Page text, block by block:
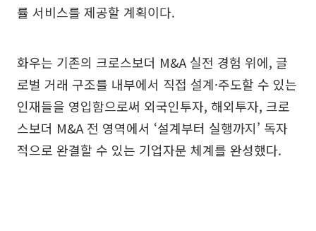
률 서비스를 제공할 계획이다.
화우는 기존의 크로스보더 M&A 실전 경험 위에, 글
로벌 거래 구조를 내부에서 직접 설계·주도할 수 있는
인재들을 영입함으로써 외국인투자, 해외투자, 크로
스보더 M&A 전 영역에서 ‘설계부터 실행까지’ 독자
적으로 완결할 수 있는 기업자문 체계를 완성했다.